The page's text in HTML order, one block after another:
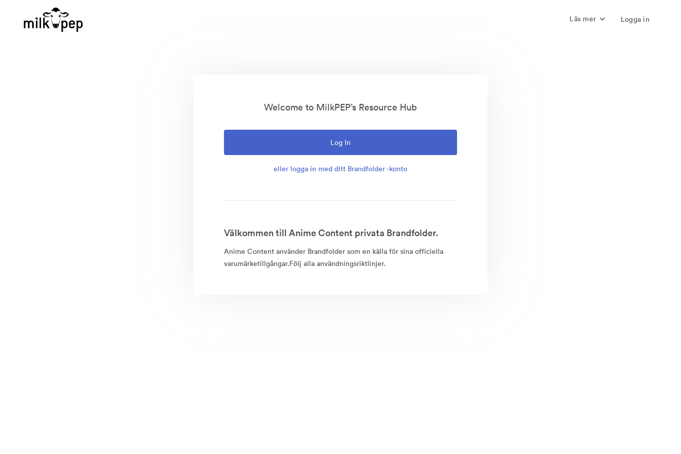
Läs mer Logga in
Welcome to MilkPEP’s Resource Hub
Log In
eller logga in med ditt Brandfolder -konto
Välkommen till Anime Content privata Brandfolder.
Anime Content använder Brandfolder som en källa för sina officiella
varumärketillgångar.Följ alla användningsriktlinjer.